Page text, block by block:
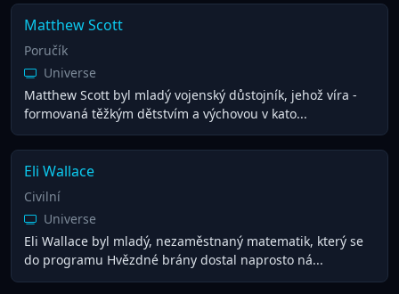
Matthew Scott
Poručík
Universe
Matthew Scott byl mladý vojenský důstojník, jehož víra -
formovaná těžkým dětstvím a výchovou v kato...
Eli Wallace
Civilní
Universe
Eli Wallace byl mladý, nezaměstnaný matematik, který se
do programu Hvězdné brány dostal naprosto ná...